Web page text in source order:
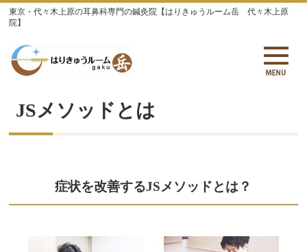
東京・代々木上原の耳鼻科専門の鍼灸院【はりきゅうルーム岳 代々木上原
院】
JSメソッドとは
症状を改善するJSメソッドとは？